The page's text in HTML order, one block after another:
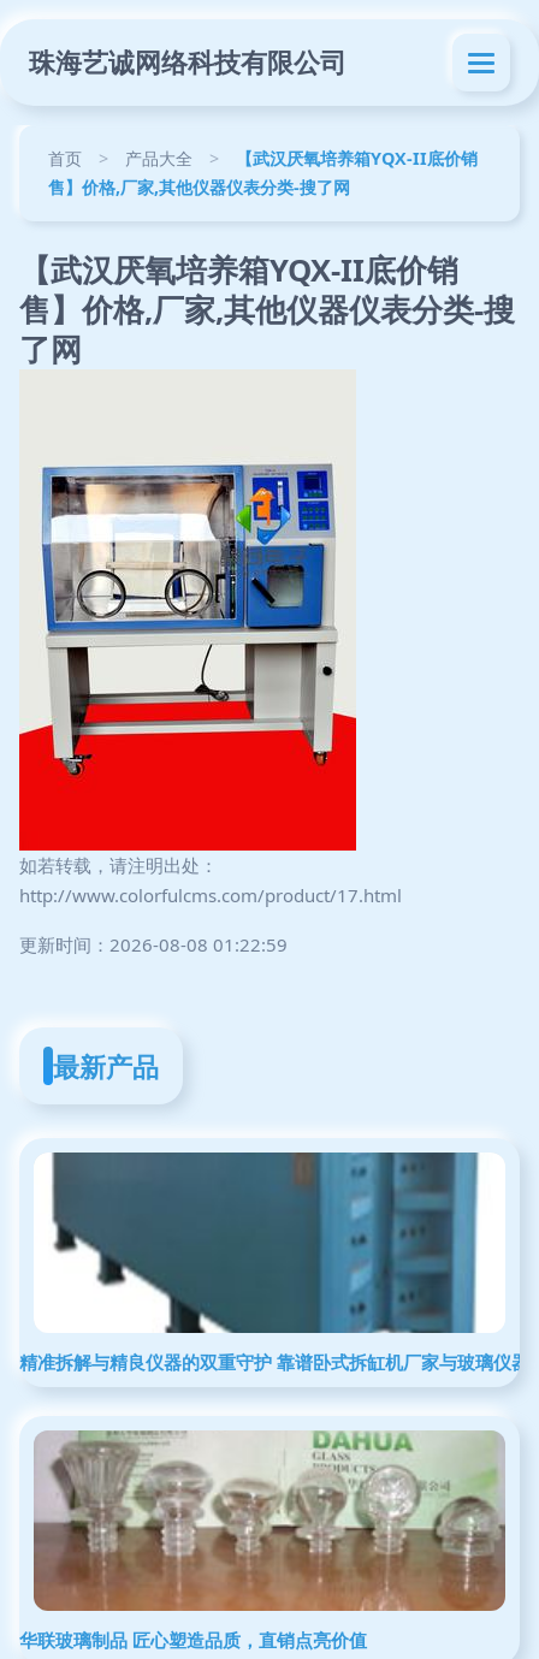
珠海艺诚网络科技有限公司
首页 > 产品大全 >
【武汉厌氧培养箱YQX-II底价销
售】价格,厂家,其他仪器仪表分类-搜了网
【武汉厌氧培养箱YQX-II底价销
售】价格,厂家,其他仪器仪表分类-搜
了网
如若转载，请注明出处：
http://www.colorfulcms.com/product/17.html
更新时间：2026-08-08 01:22:59
最新产品
精准拆解与精良仪器的双重守护 靠谱卧式拆缸机厂家与玻璃仪器
华联玻璃制品 匠心塑造品质，直销点亮价值